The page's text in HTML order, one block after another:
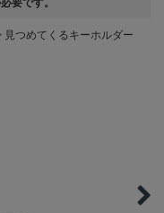
要です。
見つめてくるキーホルダー